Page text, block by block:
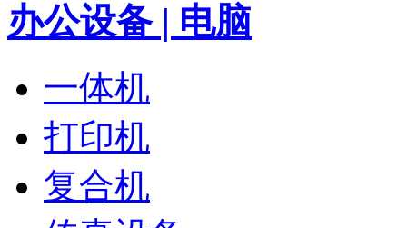
办公设备 | 电脑
一体机
打印机
复合机